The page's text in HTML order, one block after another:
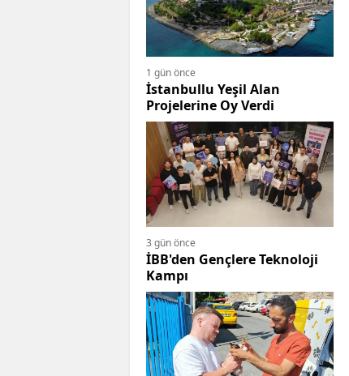
1 gün önce
İstanbullu Yeşil Alan
Projelerine Oy Verdi
3 gün önce
İBB'den Gençlere Teknoloji
Kampı